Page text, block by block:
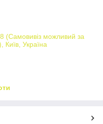
(Самовивіз можливий за
Україна